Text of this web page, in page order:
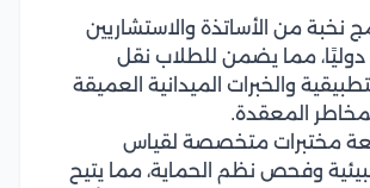
نخبة من الأساتذة والاستشاريين
دوليًا، مما يضمن للطلاب نقل
والخبرات الميدانية العميقة
المعقدة.
مختبرات متخصصة لقياس
وفحص نظم الحماية، مما يتيح